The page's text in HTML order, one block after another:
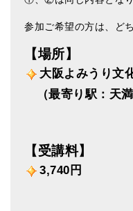
ベル＆ドルジェ
シンギングボウル入門本・
オリジナルグッズ
神々とつながるジュエリー
参加ご希望の方は、ど
【場所】
大阪よみうり文
（最寄り駅：天満
【受講料】
3,740円